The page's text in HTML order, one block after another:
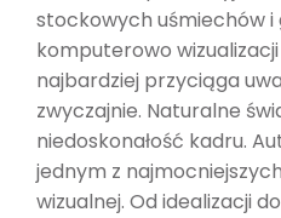
stockowych uśmiechów
komputerowo
najbardziej przyciąga
zwyczajnie. Naturalne
niedoskonałość kadru.
jednym z
wizualnej. Od idealizacji